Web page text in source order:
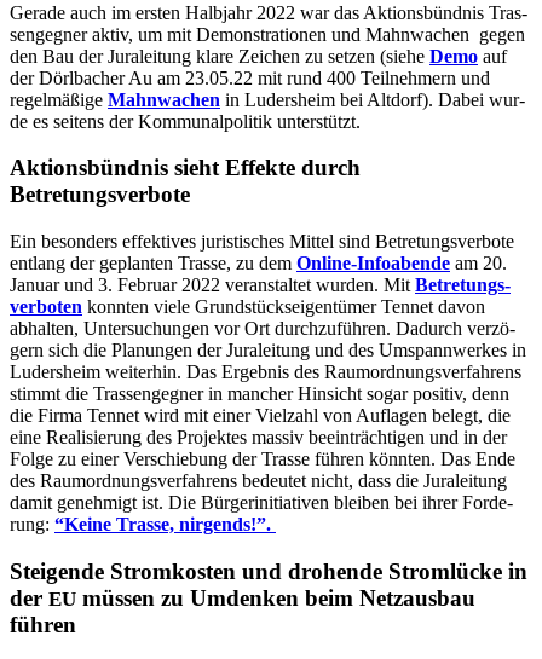
Gera­de auch im ers­ten Halb­jahr 2022 war das Akti­ons­bünd­nis Tras­
sen­geg­ner aktiv, um mit Demons­tra­tio­nen und Mahn­wa­chen gegen
den Bau der Jura­lei­tung kla­re Zei­chen zu set­zen (sie­he Demo auf
der Dörl­ba­cher Au am 23.05.22 mit rund 400 Teil­neh­mern und
regel­mä­ßi­ge Mahn­wa­chen in Luders­heim bei Alt­dorf). Dabei wur­
de es sei­tens der Kom­mu­nal­po­li­tik unterstützt.
Akti­ons­bünd­nis sieht Effek­te durch
Betretungsverbote
Ein beson­ders effek­ti­ves juris­ti­sches Mit­tel sind Betre­tungs­ver­bo­te
ent­lang der geplan­ten Tras­se, zu dem Online-Info­aben­de am 20.
Janu­ar und 3. Febru­ar 2022 ver­an­stal­tet wur­den. Mit Betre­tungs­
ver­bo­ten konn­ten vie­le Grund­stücks­ei­gen­tü­mer Ten­net davon
abhal­ten, Unter­su­chun­gen vor Ort durch­zu­füh­ren. Dadurch ver­zö­
gern sich die Pla­nun­gen der Jura­lei­tung und des Umspann­wer­kes in
Luders­heim wei­ter­hin. Das Ergeb­nis des Raum­ord­nungs­ver­fah­rens
stimmt die Tras­sen­geg­ner in man­cher Hin­sicht sogar posi­tiv, denn
die Fir­ma Ten­net wird mit einer Viel­zahl von Auf­la­gen belegt, die
eine Rea­li­sie­rung des Pro­jek­tes mas­siv beein­träch­ti­gen und in der
Fol­ge zu einer Ver­schie­bung der Tras­se füh­ren könn­ten. Das Ende
des Raum­ord­nungs­ver­fah­rens bedeu­tet nicht, dass die Jura­lei­tung
damit geneh­migt ist. Die Bür­ger­initia­ti­ven blei­ben bei ihrer For­de­
rung: “Kei­ne Tras­se, nirgends!”.
Stei­gen­de Strom­kos­ten und dro­hen­de Strom­lü­cke in
der EU müs­sen zu Umden­ken beim Netz­aus­bau
führen